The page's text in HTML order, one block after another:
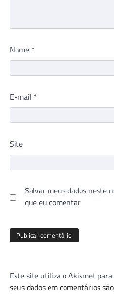
Nome *
E-mail *
Site
Salvar meus dados neste
que eu comentar.
Este site utiliza o Akismet
seus dados em comentários